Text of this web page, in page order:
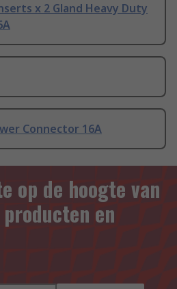
x 2 Gland Heavy Duty
Connector 16A
op de hoogte van
en